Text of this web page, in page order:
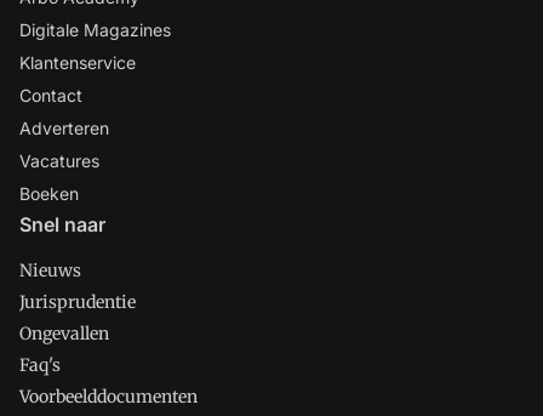
Digitale Magazines
Klantenservice
Contact
Adverteren
Vacatures
Boeken
Snel naar
Nieuws
Jurisprudentie
Ongevallen
Faq's
Voorbeelddocumenten